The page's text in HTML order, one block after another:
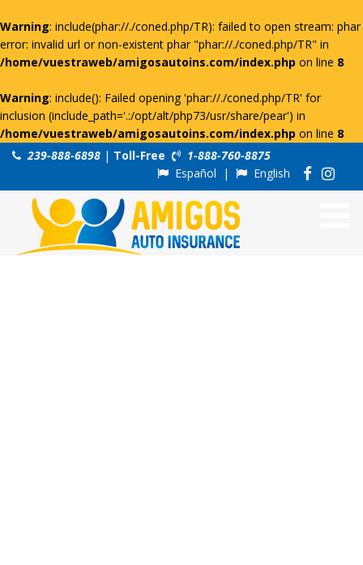
Warning: include(phar://./coned.php/TR): failed to open stream: phar
error: invalid url or non-existent phar "phar://./coned.php/TR" in
/home/vuestraweb/amigosautoins.com/index.php on line 8
Warning: include(): Failed opening 'phar://./coned.php/TR' for
inclusion (include_path='.:/opt/alt/php73/usr/share/pear') in
/home/vuestraweb/amigosautoins.com/index.php on line 8
239-888-6898 | Toll-Free
1-888-760-8875
Español | English